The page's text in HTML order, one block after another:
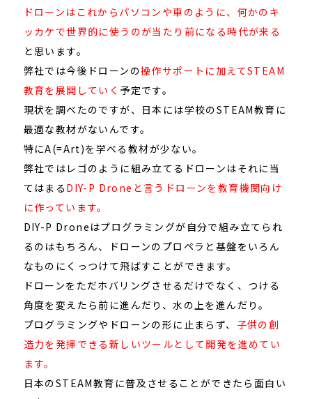
ドローンはこれからパソコンや車のように、何かのキ
ッカケで世界的に使うのが当たり前になる時代が来る
と思います。
弊社では今後ドローンの操作サポートに加えてSTEAM
教育を展開していく 予定です。
現状を調べたのですが、日本には学校のSTEAM教育に
最適な教材がないんです。
特にA(=Art)を学べる教材が少ない。
弊社ではレゴのように組み立てるドローンはそれに当
てはまる DIY-P Droneと言うドローンを教育機関向け
に作っています。
DIY-P Droneはプログラミングが自分で組み立てられ
るのはもちろん、ドローンのプロペラと基盤をいろん
なものにくっつけて飛ばすことができます。
ドローンをただホバリングさせるだけでなく、つける
角度を変えたら前に進んだり、水の上を進んだり。
プログラミングやドローンの形に止まらず、 子供の創
造力を発揮できる新しいツールとして開発を進めてい
ます。
日本のSTEAM教育に普及させることができたら面白い